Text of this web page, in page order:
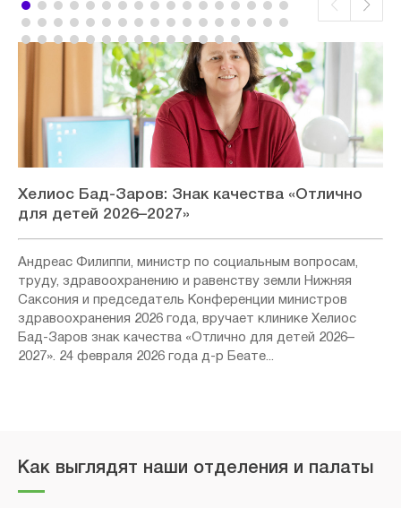
Хелиос Бад-Заров: Знак качества «Отлично
для детей 2026–2027»
Андреас Филиппи, министр по социальным вопросам,
труду, здравоохранению и равенству земли Нижняя
Саксония и председатель Конференции министров
здравоохранения 2026 года, вручает клинике Хелиос
Бад-Заров знак качества «Отлично для детей 2026–
2027». 24 февраля 2026 года д-р Беате...
Как выглядят наши отделения и палаты